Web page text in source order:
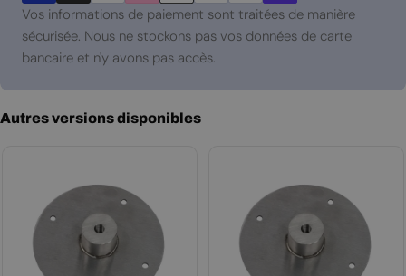
paiement
Vos informations de paiement sont traitées de manière
sécurisée. Nous ne stockons pas vos données de carte
bancaire et n'y avons pas accès.
Autres versions disponibles